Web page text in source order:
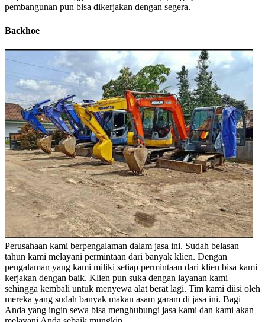
pembangunan pun bisa dikerjakan dengan segera.
Backhoe
Perusahaan kami berpengalaman dalam jasa ini. Sudah belasan
tahun kami melayani permintaan dari banyak klien. Dengan
pengalaman yang kami miliki setiap permintaan dari klien bisa kami
kerjakan dengan baik. Klien pun suka dengan layanan kami
sehingga kembali untuk menyewa alat berat lagi. Tim kami diisi oleh
mereka yang sudah banyak makan asam garam di jasa ini. Bagi
Anda yang ingin sewa bisa menghubungi jasa kami dan kami akan